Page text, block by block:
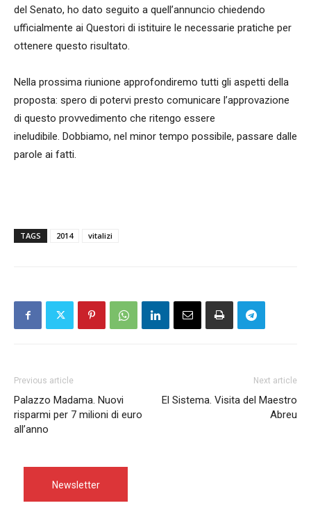
del Senato, ho dato seguito a quell’annuncio chiedendo
ufficialmente ai Questori di istituire le necessarie pratiche per
ottenere questo risultato.
Nella prossima riunione approfondiremo tutti gli aspetti della
proposta: spero di potervi presto comunicare l’approvazione
di questo provvedimento che ritengo essere
ineludibile. Dobbiamo, nel minor tempo possibile, passare dalle
parole ai fatti.
TAGS 2014 vitalizi
Previous article
Palazzo Madama. Nuovi
risparmi per 7 milioni di euro
all’anno
Next article
El Sistema. Visita del Maestro
Abreu
Newsletter